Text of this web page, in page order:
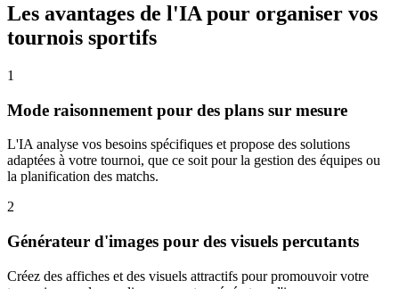
Les avantages de l'IA pour organiser vos
tournois sportifs
1
Mode raisonnement pour des plans sur mesure
L'IA analyse vos besoins spécifiques et propose des solutions
adaptées à votre tournoi, que ce soit pour la gestion des équipes ou
la planification des matchs.
2
Générateur d'images pour des visuels percutants
Créez des affiches et des visuels attractifs pour promouvoir votre